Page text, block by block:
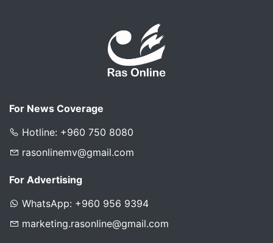
For News Coverage
Hotline: +960 750 8080
rasonlinemv@gmail.com
For Advertising
WhatsApp: +960 956 9394
marketing.rasonline@gmail.com